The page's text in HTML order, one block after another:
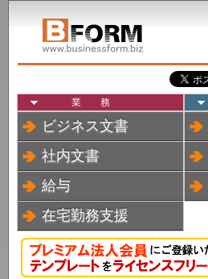
業務
ビジネス文書
社内文書
給与
在宅勤務支援